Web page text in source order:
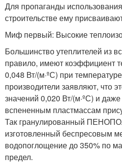
Для пропаганды
строительстве ему
Миф первый: Высокие
Большинство утеплителей из
правило, имеют коэффициент
0,048 Вт/(м·ºС) при
производители заявляют, что
значений 0,020 Вт/(м·ºС) и
вспененным пластмассам
Так гранулированный
изготовленный беспресовым
водопоглощение до 350% по
предел.